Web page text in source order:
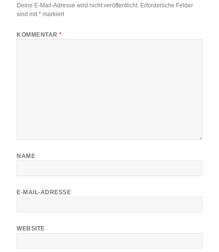
Deine E-Mail-Adresse wird nicht veröffentlicht. Erforderliche Felder
sind mit* markiert
KOMMENTAR*
NAME
E-MAIL-ADRESSE
WEBSITE